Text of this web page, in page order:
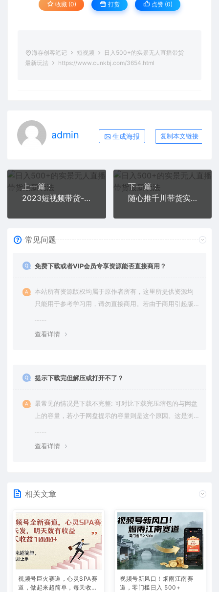
收藏 (0) 打赏 点赞 (0)
海存创客笔记 短视频
日入500+的实景无人直播带货
最新玩法
https://www.cunkbj.com/3654.html
admin 生成海报 复制本文链接
上一篇：
2023短视频带货-千川专业投放课，精细化专业投放，计划纠正，提升ROI
下一篇：
随心推千川带货实战进阶课，好物分享思路和逻辑，赛道选择与账号搭建
常见问题
免费下载或者VIP会员专享资源能否直接商用？
本站所有资源版权均属于原作者所有，这里所提供资源均
只能用于参考学习用，请勿直接商用。若由于商用引起版
查看详情
提示下载完但解压或打开不了？
最常见的情况是下载不完整: 可对比下载完压缩包的与网盘
上的容量，若小于网盘提示的容量则是这个原因。这是浏
查看详情
相关文章
视频号巨火赛道，心灵SPA赛
道，做起来超简单，每天收益
视频号新风口！烟雨江南赛
道，零门槛日入 500+